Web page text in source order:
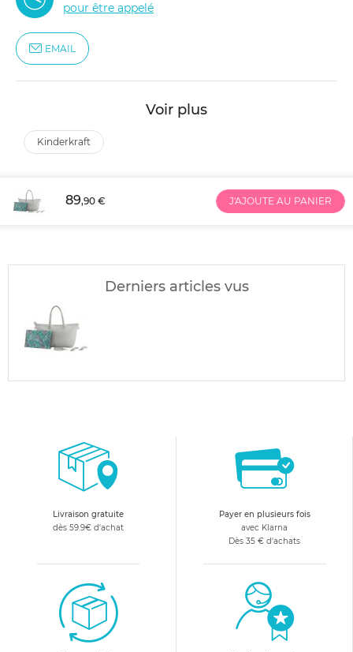
pour être appelé
EMAIL
Voir plus
kinderkraft
89,90 € J'AJOUTE AU PANIER
Derniers articles vus
Livraison gratuite
dès 59.9€ d'achat
Payer en plusieurs fois
avec Klarna
Dès 35 € d'achats